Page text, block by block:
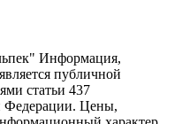
Информация,
публичной
статьи 437
Федерации. Цены,